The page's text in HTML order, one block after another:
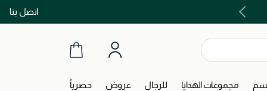
اتصل بنااشتري الآن و ادفع لاحقاً مع تابي و تمارا!
مجموعات الهدايا للرجال عروض حصرياً